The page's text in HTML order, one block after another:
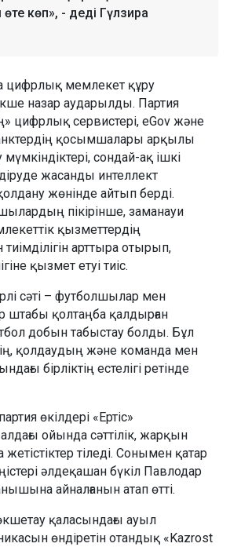
көп», - деді Гүлзира
цифрлық мемлекет құру
назар аударылды. Партия
цифрлық сервистері, eGov және
қосымшалары арқылы
сондай-ақ ішкі
жасанды интеллект
жөнінде айтып берді.
пікірінше, заманауи
қызметтердің
тиімділігін арттыра отырып,
қызмет етуі тиіс.
сәті – футболшылар мен
қолтаңба қалдырған
добын табыстау болды. Бұл
қолдаудың және команда мен
бірліктің естелігі ретінде
өкілдері «Ертіс»
ойында сәттілік, жарқын
тіледі. Сонымен қатар
әлдеқашан бүкіл Павлодар
айналғанын атап өтті.
қаласындағы ауыл
өндіретін отандық «Kazrost